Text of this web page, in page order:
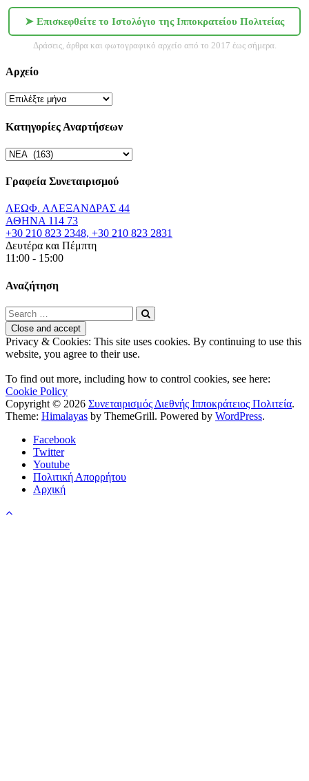
➤ Επισκεφθείτε το Ιστολόγιο της Ιπποκρατείου Πολιτείας
Δράσεις, άρθρα και φωτογραφικό αρχείο από το 2017 έως σήμερα.
Αρχείο
Αρχείο
Κατηγορίες Αναρτήσεων
Κατηγορίες
Γραφεία Συνεταιρισμού
ΛΕΩΦ. ΑΛΕΞΑΝΔΡΑΣ 44
ΑΘΗΝΑ 114 73
+30 210 823 2348, +30 210 823 2831
Δευτέρα και Πέμπτη
11:00 - 15:00
Αναζήτηση
Privacy & Cookies: This site uses cookies. By continuing to use this
website, you agree to their use.
To find out more, including how to control cookies, see here:
Cookie Policy
Copyright © 2026 Συνεταιρισμός Διεθνής Ιπποκράτειος Πολιτεία.
Theme: Himalayas by ThemeGrill. Powered by WordPress.
Facebook
Twitter
Youtube
Πολιτική Απορρήτου
Αρχική